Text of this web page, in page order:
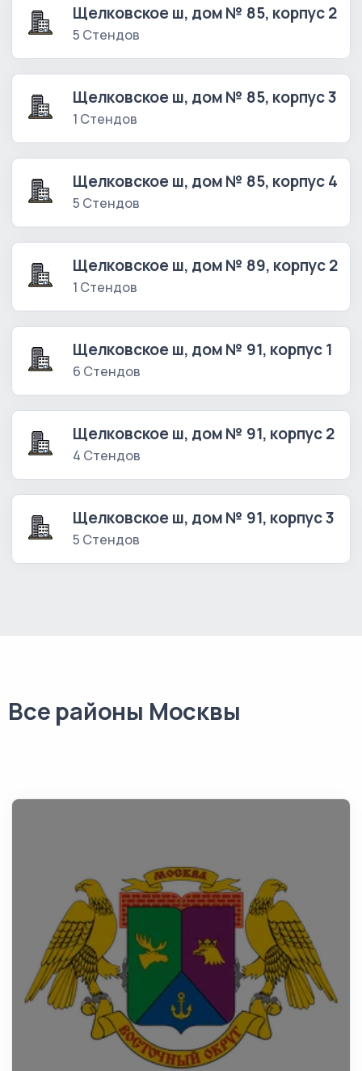
Щелковское ш, дом № 85, корпус 2
5 Стендов
Щелковское ш, дом № 85, корпус 3
1 Стендов
Щелковское ш, дом № 85, корпус 4
5 Стендов
Щелковское ш, дом № 89, корпус 2
1 Стендов
Щелковское ш, дом № 91, корпус 1
6 Стендов
Щелковское ш, дом № 91, корпус 2
4 Стендов
Щелковское ш, дом № 91, корпус 3
5 Стендов
Все районы Москвы